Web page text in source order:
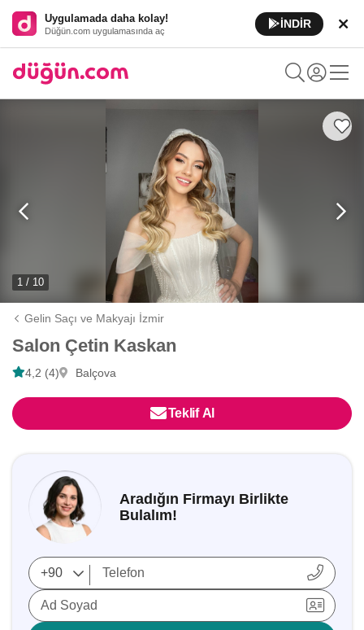
Uygulamada daha kolay!
Düğün.com uygulamasında aç
İNDİR
1 / 10
Gelin Saçı ve Makyajı İzmir
Salon Çetin Kaskan
4,2 (4) Balçova
Teklif Al
Aradığın Firmayı Birlikte
Bulalım!
Ad Soyad